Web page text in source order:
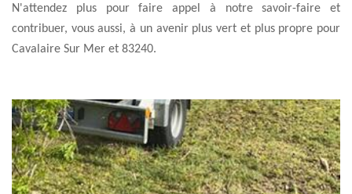
N'attendez plus pour faire appel à notre savoir-faire et
contribuer, vous aussi, à un avenir plus vert et plus propre pour
Cavalaire Sur Mer et 83240.